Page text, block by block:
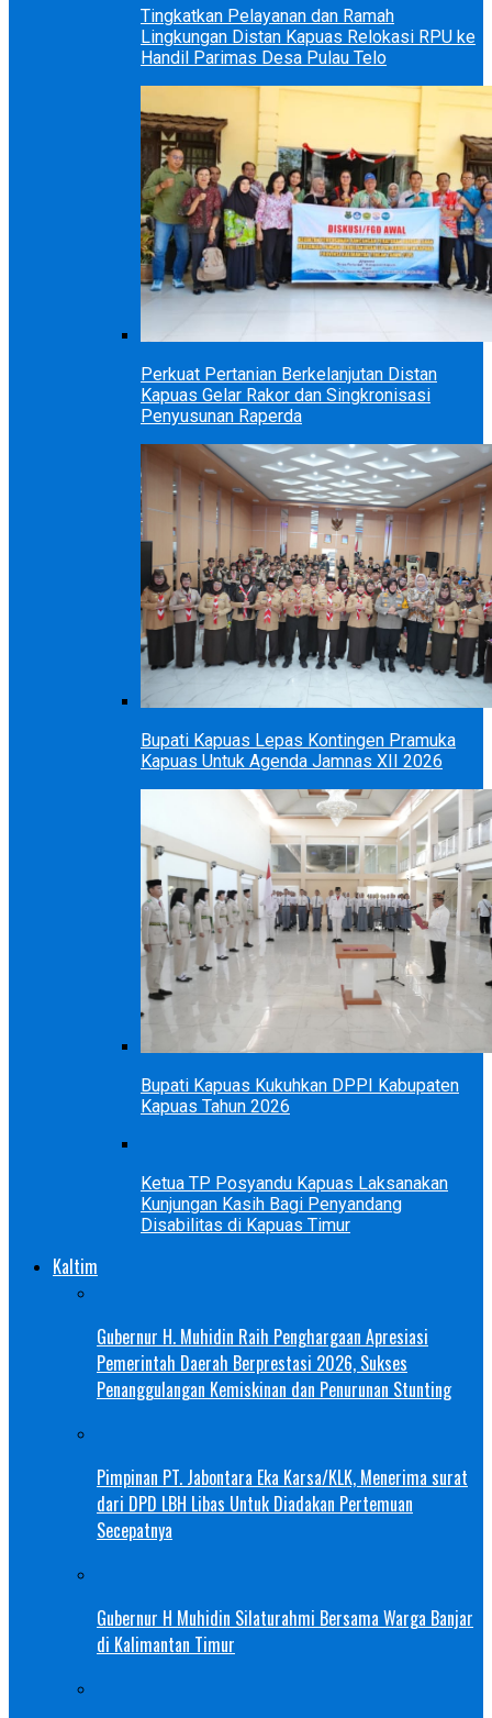
Tingkatkan Pelayanan dan Ramah
Lingkungan Distan Kapuas Relokasi RPU ke
Handil Parimas Desa Pulau Telo
Perkuat Pertanian Berkelanjutan Distan
Kapuas Gelar Rakor dan Singkronisasi
Penyusunan Raperda
Bupati Kapuas Lepas Kontingen Pramuka
Kapuas Untuk Agenda Jamnas XII 2026
Bupati Kapuas Kukuhkan DPPI Kabupaten
Kapuas Tahun 2026
Ketua TP Posyandu Kapuas Laksanakan
Kunjungan Kasih Bagi Penyandang
Disabilitas di Kapuas Timur
Kaltim
Gubernur H. Muhidin Raih Penghargaan Apresiasi
Pemerintah Daerah Berprestasi 2026, Sukses
Penanggulangan Kemiskinan dan Penurunan Stunting
Pimpinan PT. Jabontara Eka Karsa/KLK, Menerima surat
dari DPD LBH Libas Untuk Diadakan Pertemuan
Secepatnya
Gubernur H Muhidin Silaturahmi Bersama Warga Banjar
di Kalimantan Timur